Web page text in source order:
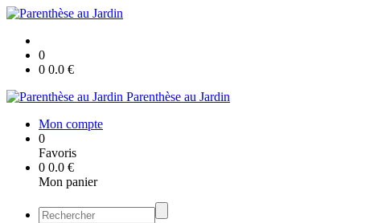
0
0 0.0 €
Parenthèse au Jardin
Mon compte
0
Favoris
0 0.0 €
Mon panier